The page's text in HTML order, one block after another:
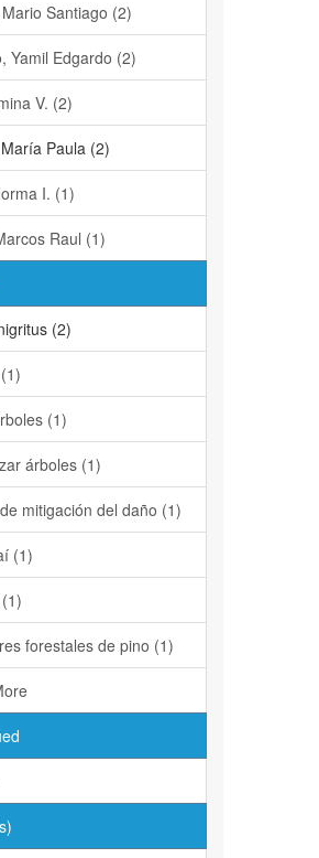
Santiago (2)
Yamil Edgardo (2)
V. (2)
Paula (2)
I. (1)
Raul (1)
(2)
(1)
árboles (1)
mitigación del daño (1)
(1)
forestales de pino (1)